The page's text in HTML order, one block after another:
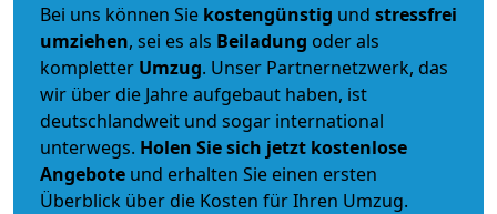
Bei uns können Sie kostengünstig und stressfrei
umziehen, sei es als Beiladung oder als
kompletter Umzug. Unser Partnernetzwerk, das
wir über die Jahre aufgebaut haben, ist
deutschlandweit und sogar international
unterwegs. Holen Sie sich jetzt kostenlose
Angebote und erhalten Sie einen ersten
Überblick über die Kosten für Ihren Umzug.